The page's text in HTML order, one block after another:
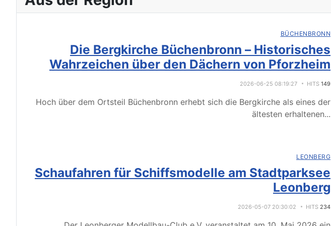
BÜCHENBRONN
Die Bergkirche Büchenbronn – Historisches
Wahrzeichen über den Dächern von Pforzheim
2026-06-25 08:19:27 HITS 149
Hoch über dem Ortsteil Büchenbronn erhebt sich die Bergkirche als eines der
ältesten erhaltenen...
LEONBERG
Schaufahren für Schiffsmodelle am Stadtparksee
Leonberg
2026-05-07 20:30:02 HITS 234